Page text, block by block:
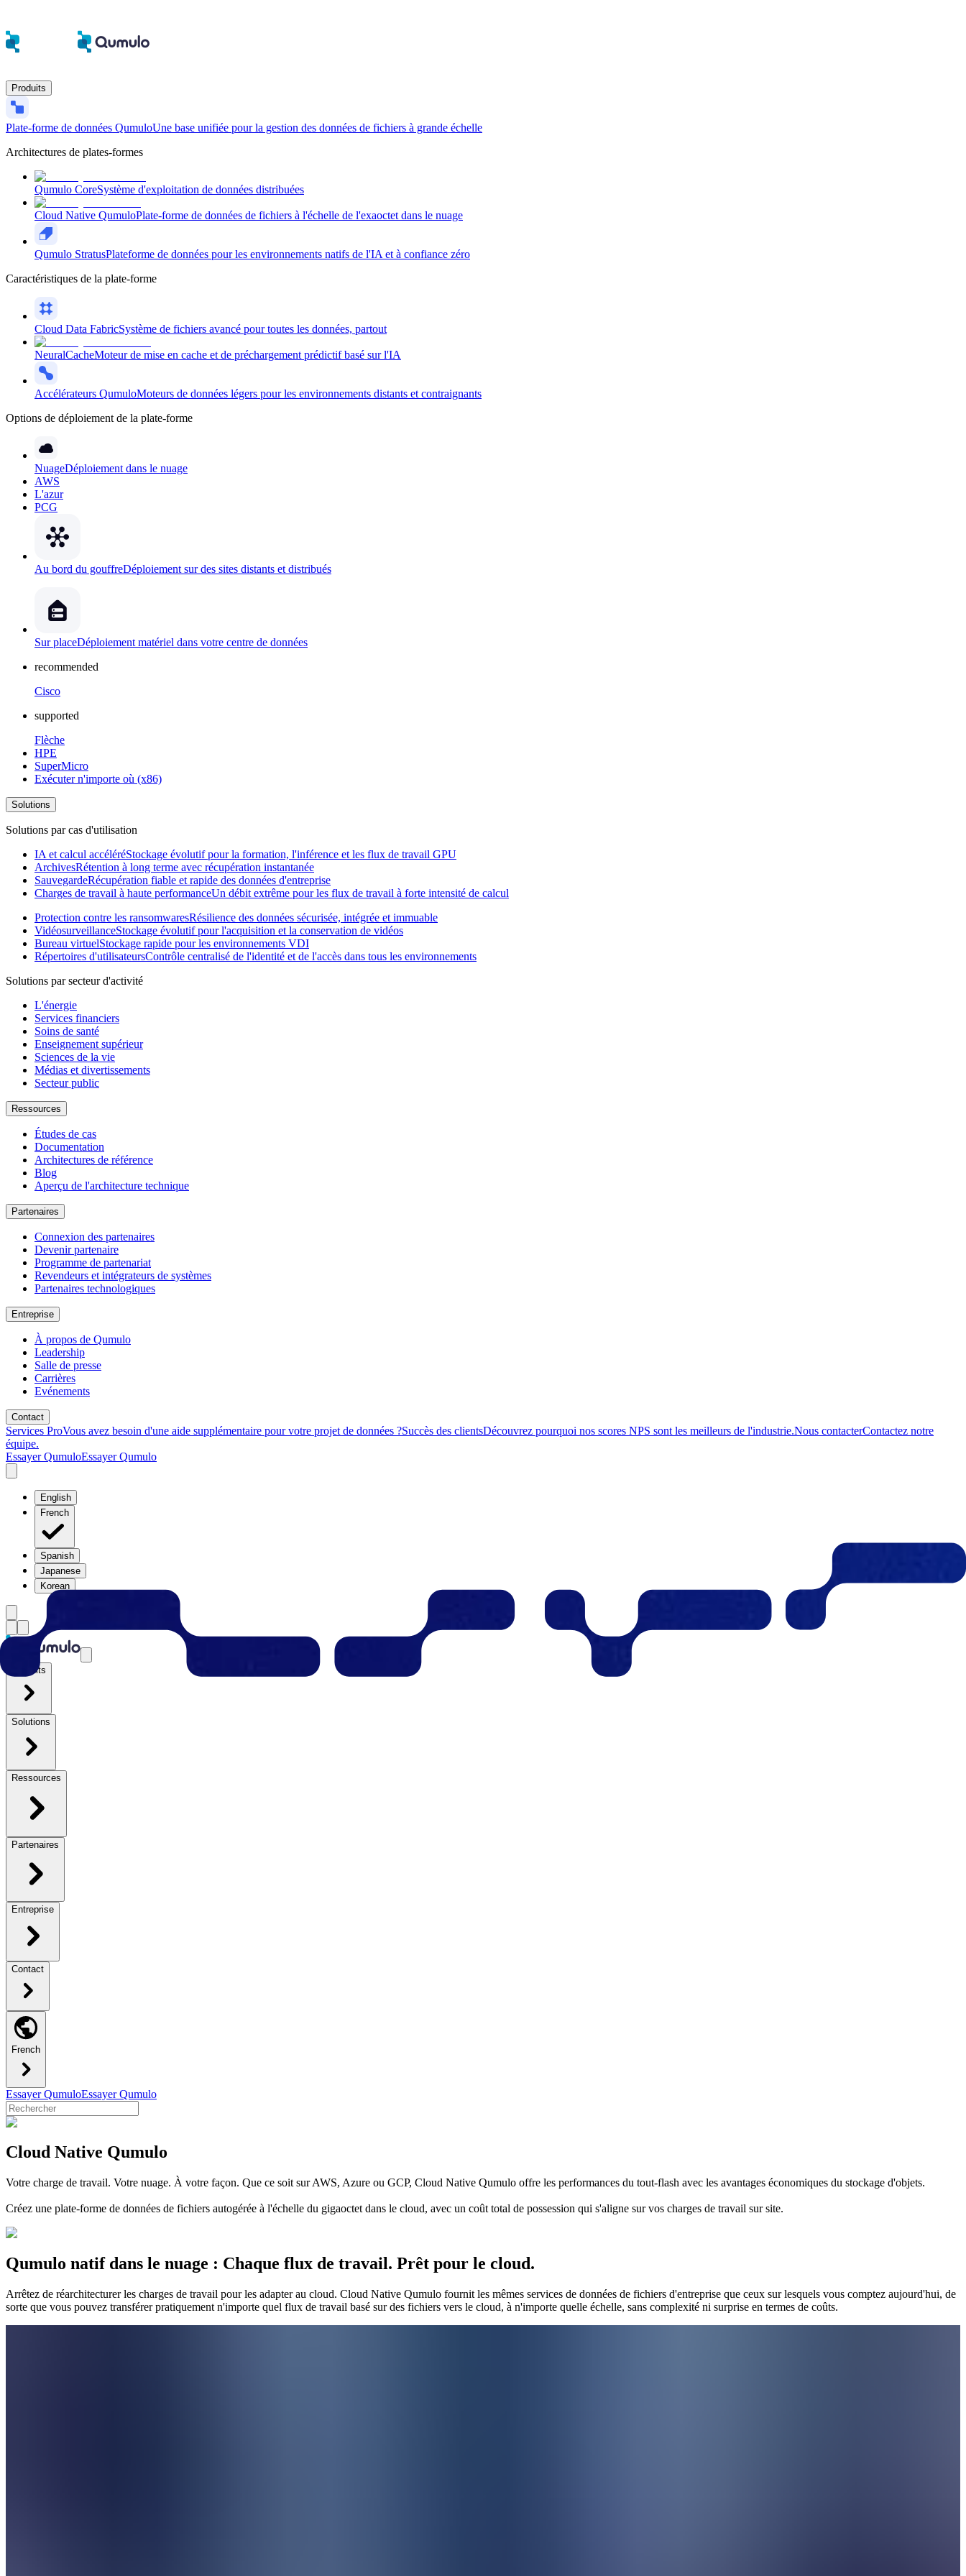
Produits
Plate-forme de données QumuloUne base unifiée pour la gestion des données de fichiers à grande échelle
Architectures de plates-formes
Qumulo CoreSystème d'exploitation de données distribuées
Cloud Native QumuloPlate-forme de données de fichiers à l'échelle de l'exaoctet dans le nuage
Qumulo StratusPlateforme de données pour les environnements natifs de l'IA et à confiance zéro
Caractéristiques de la plate-forme
Cloud Data FabricSystème de fichiers avancé pour toutes les données, partout
NeuralCacheMoteur de mise en cache et de préchargement prédictif basé sur l'IA
Accélérateurs QumuloMoteurs de données légers pour les environnements distants et contraignants
Options de déploiement de la plate-forme
NuageDéploiement dans le nuage
AWS
L'azur
PCG
Au bord du gouffreDéploiement sur des sites distants et distribués
Sur placeDéploiement matériel dans votre centre de données
recommended
Cisco
supported
Flèche
HPE
SuperMicro
Exécuter n'importe où (x86)
Solutions
Solutions par cas d'utilisation
IA et calcul accéléréStockage évolutif pour la formation, l'inférence et les flux de travail GPU
ArchivesRétention à long terme avec récupération instantanée
SauvegardeRécupération fiable et rapide des données d'entreprise
Charges de travail à haute performanceUn débit extrême pour les flux de travail à forte intensité de calcul
Protection contre les ransomwaresRésilience des données sécurisée, intégrée et immuable
VidéosurveillanceStockage évolutif pour l'acquisition et la conservation de vidéos
Bureau virtuelStockage rapide pour les environnements VDI
Répertoires d'utilisateursContrôle centralisé de l'identité et de l'accès dans tous les environnements
Solutions par secteur d'activité
L'énergie
Services financiers
Soins de santé
Enseignement supérieur
Sciences de la vie
Médias et divertissements
Secteur public
Ressources
Études de cas
Documentation
Architectures de référence
Blog
Aperçu de l'architecture technique
Partenaires
Connexion des partenaires
Devenir partenaire
Programme de partenariat
Revendeurs et intégrateurs de systèmes
Partenaires technologiques
Entreprise
À propos de Qumulo
Leadership
Salle de presse
Carrières
Evénements
Contact
Services ProVous avez besoin d'une aide supplémentaire pour votre projet de données ?Succès des clientsDécouvrez pourquoi nos scores NPS sont les meilleurs de l'industrie.Nous contacterContactez notre
équipe.
Essayer QumuloEssayer Qumulo
English
French
Spanish
Japanese
Korean
Produits
Solutions
Ressources
Partenaires
Entreprise
Contact
French
Essayer QumuloEssayer Qumulo
Cloud Native Qumulo
Votre charge de travail. Votre nuage. À votre façon. Que ce soit sur AWS, Azure ou GCP, Cloud Native Qumulo offre les performances du tout-flash avec les avantages économiques du stockage d'objets.
Créez une plate-forme de données de fichiers autogérée à l'échelle du gigaoctet dans le cloud, avec un coût total de possession qui s'aligne sur vos charges de travail sur site.
Qumulo natif dans le nuage : Chaque flux de travail. Prêt pour le cloud.
Arrêtez de réarchitecturer les charges de travail pour les adapter au cloud. Cloud Native Qumulo fournit les mêmes services de données de fichiers d'entreprise que ceux sur lesquels vous comptez aujourd'hui, de
sorte que vous pouvez transférer pratiquement n'importe quel flux de travail basé sur des fichiers vers le cloud, à n'importe quelle échelle, sans complexité ni surprise en termes de coûts.